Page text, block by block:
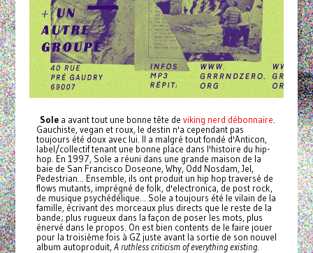
Solea avant tout une bonne tête de viking nerd débonnaire
Gauchiste, vegan et roux, le destin n'a cependant pas
toujours été doux avec lui. Il a malgré tout fondé d'Anticon,
label/collectif tenant une bonne place dans l'histoire du hip-
hop. En 1997, Sole a réuni dans une grande maison de la
baie de San Francisco Doseone, Why, Odd Nosdam, Jel,
Pedestrian... Ensemble, ils ont produit un hip hop traversé de
flows mutants, imprégné de folk, d'electronica, de post rock,
de musique psychédélique... Sole a toujours été le vilain de la
famille, écrivant des morceaux plus directs que le reste de la
bande; plus rugueux dans la façon de poser les mots, plus
énervé dans le propos. On est bien contents de le faire jouer
pour la troisième fois à GZ juste avant la sortie de son nouvel
album autoproduit,A ruthless criticism of everything existing.